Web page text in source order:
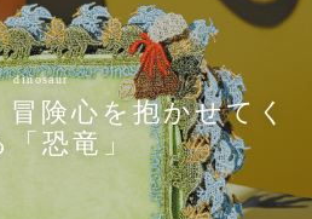
dinosaur
険心を抱かせてく
「恐竜」